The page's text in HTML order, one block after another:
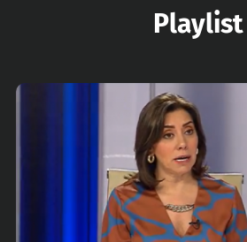
Playlist